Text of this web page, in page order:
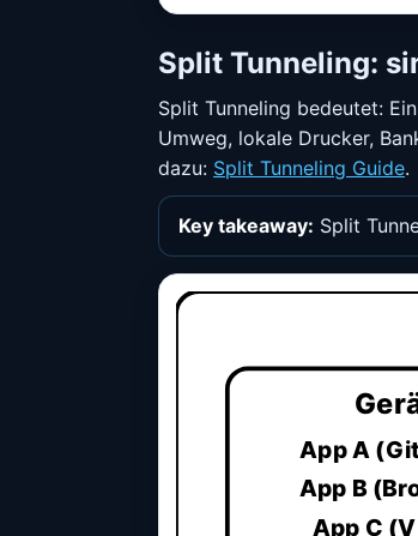
Split Tunneling:
Split Tunneling bedeutet:
Umweg, lokale Drucker,
dazu: Split Tunneling Guide.
Key takeaway: Split
App A
App B
App C